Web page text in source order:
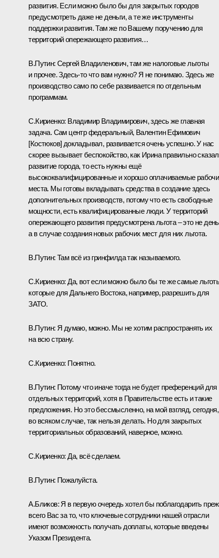
развития. Если можно было бы для закрытых городов
предусмотреть даже не деньги, а те же инструменты
поддержки развития. Там же по Вашему поручению для
территорий опережающего развития…
В.Путин: Сергей Владиленович, там же налоговые льготы
и прочее. Здесь‑то что вам нужно? Я не понимаю. Здесь же
производство само по себе развивается по отдельным
программам.
С.Кириенко: Владимир Владимирович, здесь же главная
задача. Сам центр федеральный, Валентин Ефимович
[Костюков] докладывал, развивается очень успешно. У нас
скорее вызывает беспокойство, как Ирина правильно
развитие города, то есть нужны ещё
высококвалифицированные и хорошо оплачиваемые
места. Мы готовы вкладывать средства в создание здесь
дополнительных производств, потому что есть свободные
мощности, есть квалифицированные люди. У территорий
опережающего развития предусмотрена льгота – это не
а в случае создания новых рабочих мест для них льгота.
В.Путин: Там всё из гринфилда так называемого.
С.Кириенко: Да, вот если можно было бы те же самые
которые для Дальнего Востока, например, разрешить для
ЗАТО.
В.Путин: Я думаю, можно. Мы не хотим распространять их
на всю страну.
С.Кириенко: Понятно.
В.Путин: Потому что иначе тогда не будет преференций для
отдельных территорий, хотя в Правительстве есть и такие
предложения. Но это бессмысленно, на мой взгляд, сегодня,
во всяком случае, так нельзя делать. Но для закрытых
территориальных образований, наверное, можно.
С.Кириенко: Да, всё сделаем.
В.Путин: Пожалуйста.
А.Бликов: Я в первую очередь хотел бы поблагодарить
всего Вас за то, что ключевые сотрудники нашей отрасли
имеют возможность получать доплаты, которые введены
Указом Президента.